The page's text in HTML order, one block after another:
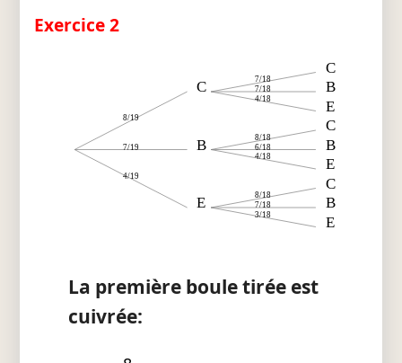
Exercice 2
C
B
E
C
B
E
C
B
E
C
B
E
8/19
7/19
4/19
7/18
7/18
4/18
8/18
6/18
4/18
8/18
7/18
3/18
La première boule tirée est
cuivrée: